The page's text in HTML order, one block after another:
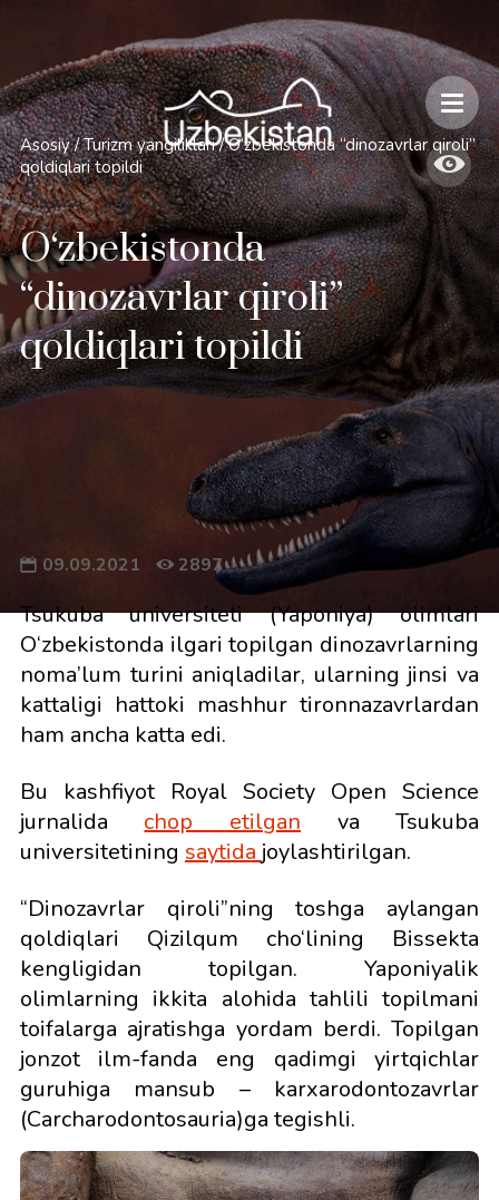
Xavfsizlik va O'zbekiston bo'ylab sayohatlarning o'ziga xos jihatlari
Asosiy / Turizm yangiliklari / O‘zbekistonda “dinozavrlar qiroli”
qoldiqlari topildi
O‘zbekistonda
“dinozavrlar qiroli”
qoldiqlari topildi
09.09.2021 2897
Tsukuba universiteti (Yaponiya) olimlari
O‘zbekistonda ilgari topilgan dinozavrlarning
noma’lum turini aniqladilar, ularning jinsi va
kattaligi hattoki mashhur tironnazavrlardan
ham ancha katta edi.
Bu kashfiyot Royal Society Open Science
jurnalida chop etilgan va Tsukuba
universitetining saytida joylashtirilgan.
“Dinozavrlar qiroli”ning toshga aylangan
qoldiqlari Qizilqum cho‘lining Bissekta
kengligidan topilgan. Yaponiyalik
olimlarning ikkita alohida tahlili topilmani
toifalarga ajratishga yordam berdi. Topilgan
jonzot ilm-fanda eng qadimgi yirtqichlar
guruhiga mansub – karxarodontozavrlar
(Carcharodontosauria)ga tegishli.